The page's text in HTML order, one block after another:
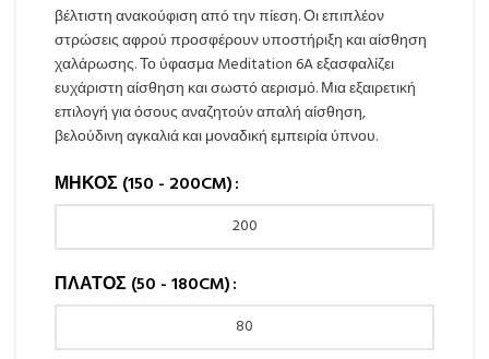
βέλτιστη ανακούφιση από την πίεση. Οι επιπλέον
στρώσεις αφρού προσφέρουν υποστήριξη και αίσθηση
χαλάρωσης. Το ύφασμα Meditation 6A εξασφαλίζει
ευχάριστη αίσθηση και σωστό αερισμό. Μια εξαιρετική
επιλογή για όσους αναζητούν απαλή αίσθηση,
βελούδινη αγκαλιά και μοναδική εμπειρία ύπνου.
ΜΉΚΟΣ (150 - 200CM)
ΠΛΆΤΟΣ (50 - 180CM)